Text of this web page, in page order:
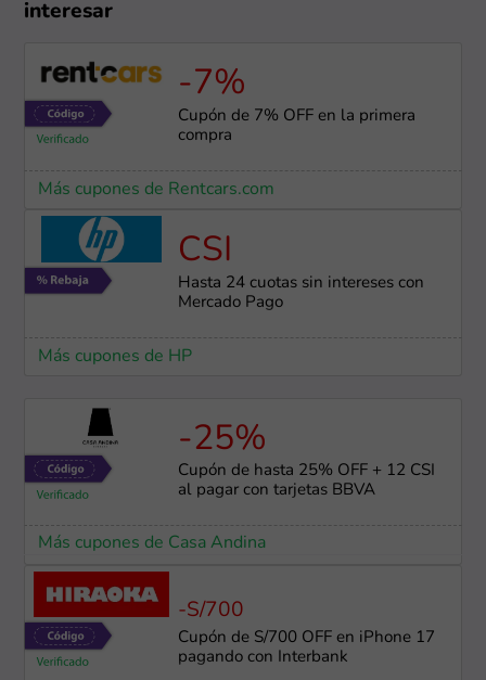
interesar
-7%
Cupón de 7% OFF en la primera
compra
Más cupones de Rentcars.com
CSI
Hasta 24 cuotas sin intereses con
Mercado Pago
Más cupones de HP
-25%
Cupón de hasta 25% OFF + 12 CSI
al pagar con tarjetas BBVA
Más cupones de Casa Andina
-S/700
Cupón de S/700 OFF en iPhone 17
pagando con Interbank